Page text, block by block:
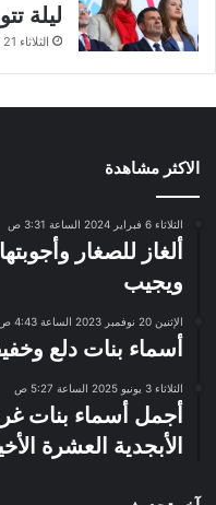
ليلة
الثلاثاء 21 يوليو 2026 الساعة 5:53 ص
الاكثر مشاهدة
الثلاثاء 6 فبراير 2024 الساعة 3:31 ص
ألغاز للصغار
ويجيب
الإثنين 20 نوفمبر 2023 الساعة 4:43 ص
أسماء بنات دلع وخفيفة
الثلاثاء 3 يونيو 2025 الساعة 5:27 ص
أجمل أسماء بنات
الأبجدية العشرة